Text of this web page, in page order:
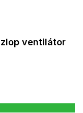
ventilátor